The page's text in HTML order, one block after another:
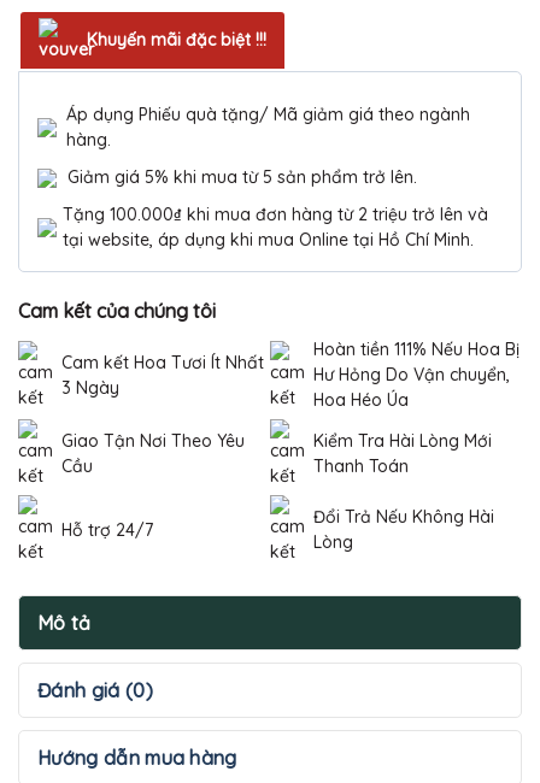
Khuyến mãi đặc biệt !!!
Áp dụng Phiếu quà tặng/ Mã giảm giá theo ngành
hàng.
Giảm giá 5% khi mua từ 5 sản phẩm trở lên.
Tặng 100.000₫ khi mua đơn hàng từ 2 triệu trở lên và
tại website, áp dụng khi mua Online tại Hồ Chí Minh.
Cam kết của chúng tôi
Cam kết Hoa Tươi Ít Nhất
3 Ngày
Hoàn tiền 111% Nếu Hoa Bị
Hư Hỏng Do Vận chuyển,
Hoa Héo Úa
Giao Tận Nơi Theo Yêu
Cầu
Kiểm Tra Hài Lòng Mới
Thanh Toán
Hỗ trợ 24/7
Đổi Trả Nếu Không Hài
Lòng
Mô tả
Đánh giá (0)
Hướng dẫn mua hàng